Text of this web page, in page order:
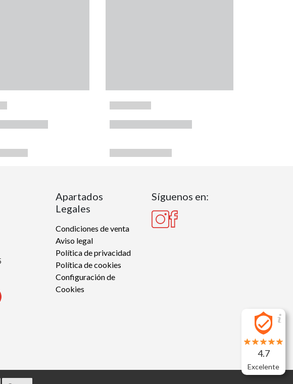
Apartados
Legales
Condiciones de venta
Aviso legal
Política de privacidad
Política de cookies
Configuración de
Cookies
Síguenos en:
4.7
Excelente